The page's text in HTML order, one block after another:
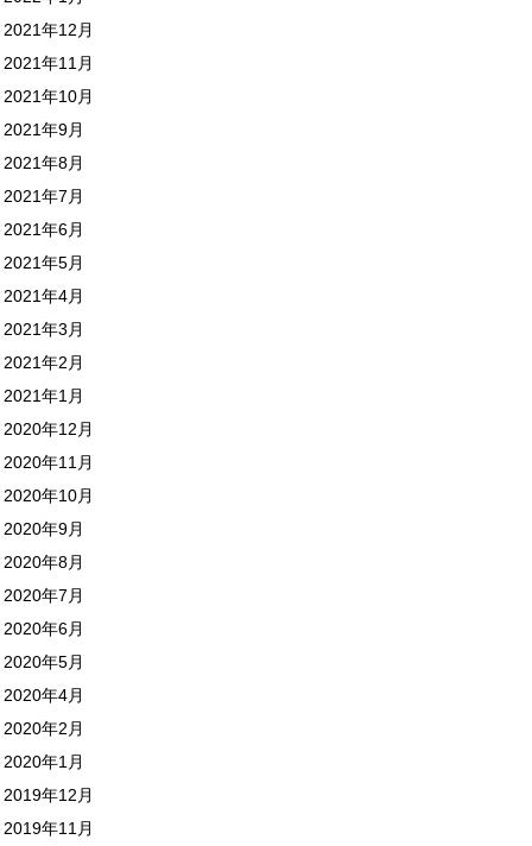
2021年12月
2021年11月
2021年10月
2021年9月
2021年8月
2021年7月
2021年6月
2021年5月
2021年4月
2021年3月
2021年2月
2021年1月
2020年12月
2020年11月
2020年10月
2020年9月
2020年8月
2020年7月
2020年6月
2020年5月
2020年4月
2020年2月
2020年1月
2019年12月
2019年11月